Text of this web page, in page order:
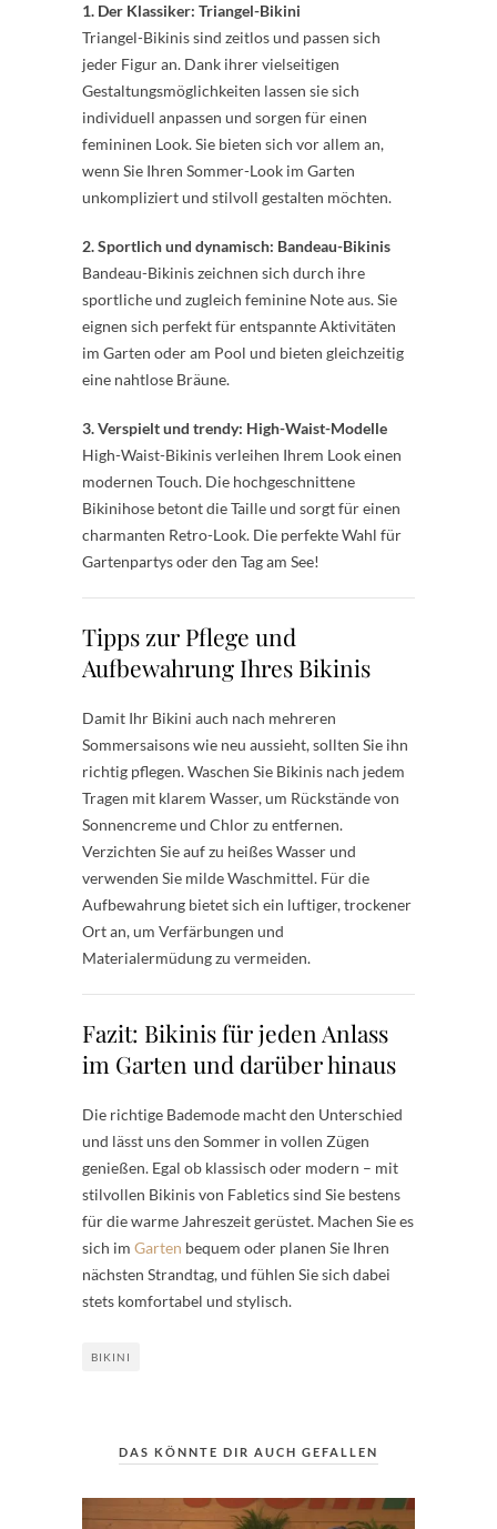
1. Der Klassiker: Triangel-Bikini
Triangel-Bikinis sind zeitlos und passen sich
jeder Figur an. Dank ihrer vielseitigen
Gestaltungsmöglichkeiten lassen sie sich
individuell anpassen und sorgen für einen
femininen Look. Sie bieten sich vor allem an,
wenn Sie Ihren Sommer-Look im Garten
unkompliziert und stilvoll gestalten möchten.
2. Sportlich und dynamisch: Bandeau-Bikinis
Bandeau-Bikinis zeichnen sich durch ihre
sportliche und zugleich feminine Note aus. Sie
eignen sich perfekt für entspannte Aktivitäten
im Garten oder am Pool und bieten gleichzeitig
eine nahtlose Bräune.
3. Verspielt und trendy: High-Waist-Modelle
High-Waist-Bikinis verleihen Ihrem Look einen
modernen Touch. Die hochgeschnittene
Bikinihose betont die Taille und sorgt für einen
charmanten Retro-Look. Die perfekte Wahl für
Gartenpartys oder den Tag am See!
Tipps zur Pflege und
Aufbewahrung Ihres Bikinis
Damit Ihr Bikini auch nach mehreren
Sommersaisons wie neu aussieht, sollten Sie ihn
richtig pflegen. Waschen Sie Bikinis nach jedem
Tragen mit klarem Wasser, um Rückstände von
Sonnencreme und Chlor zu entfernen.
Verzichten Sie auf zu heißes Wasser und
verwenden Sie milde Waschmittel. Für die
Aufbewahrung bietet sich ein luftiger, trockener
Ort an, um Verfärbungen und
Materialermüdung zu vermeiden.
Fazit: Bikinis für jeden Anlass
im Garten und darüber hinaus
Die richtige Bademode macht den Unterschied
und lässt uns den Sommer in vollen Zügen
genießen. Egal ob klassisch oder modern – mit
stilvollen Bikinis von Fabletics sind Sie bestens
für die warme Jahreszeit gerüstet. Machen Sie es
sich im Garten bequem oder planen Sie Ihren
nächsten Strandtag, und fühlen Sie sich dabei
stets komfortabel und stylisch.
BIKINI
DAS KÖNNTE DIR AUCH GEFALLEN